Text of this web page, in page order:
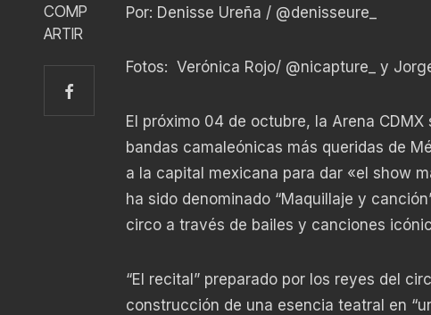
COMP
ARTIR
Por: Denisse Ureña / @denisseure_
Fotos: Verónica Rojo/ @nicapture_ y
El próximo 04 de octubre, la Arena
bandas camaleónicas más queridas de
a la capital mexicana para dar «el show
ha sido denominado “Maquillaje y
circo a través de bailes y canciones
“El recital” preparado por los reyes del
construcción de una esencia teatral en